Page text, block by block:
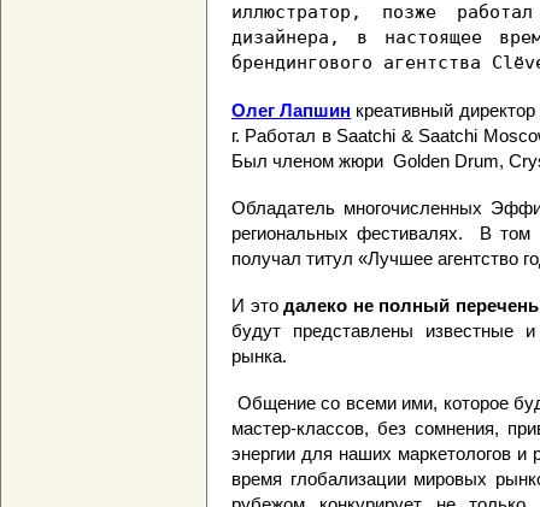
иллюстратор, позже
дизайнера, в настоящее
брендингового агентства
Олег Лапшин креативный
г. Работал в Saatchi & Saatchi
Был членом жюри Golden Drum,
Обладатель многочисленных
региональных фестивалях. В том
получал титул «Лучшее агентство
И этодалеко не полный
будут представлены известные
рынка.
Общение со всеми ими, которое
мастер-классов, без сомнения,
энергии для наших маркетологов и
время глобализации мировых